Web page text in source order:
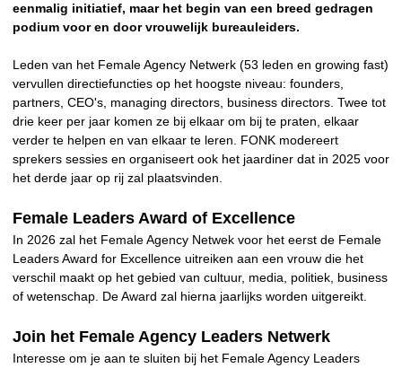
eenmalig initiatief, maar het begin van een breed gedragen
podium voor en door vrouwelijk bureauleiders.
Leden van het Female Agency Netwerk (53 leden en growing fast)
vervullen directiefuncties op het hoogste niveau: founders,
partners, CEO's, managing directors, business directors. Twee tot
drie keer per jaar komen ze bij elkaar om bij te praten, elkaar
verder te helpen en van elkaar te leren. FONK modereert
sprekers sessies en organiseert ook het jaardiner dat in 2025 voor
het derde jaar op rij zal plaatsvinden.
Female Leaders Award of Excellence
In 2026 zal het Female Agency Netwek voor het eerst de Female
Leaders Award for Excellence uitreiken aan een vrouw die het
verschil maakt op het gebied van cultuur, media, politiek, business
of wetenschap. De Award zal hierna jaarlijks worden uitgereikt.
Join het Female Agency Leaders Netwerk
Interesse om je aan te sluiten bij het Female Agency Leaders